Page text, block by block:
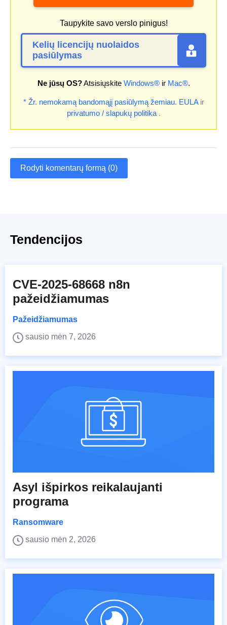
Taupykite savo verslo pinigus!
Kelių licencijų nuolaidos
pasiūlymas
Ne jūsų OS?Atsisiųskite Windows®ir Mac®.
* Žr. nemokamą bandomąjį pasiūlymą žemiau. EULAir
privatumo / slapukų politika.
Rodyti komentarų formą (0)
Tendencijos
CVE-2025-68668 n8n
pažeidžiamumas
Pažeidžiamumas
sausio mėn 7, 2026
Asyl išpirkos reikalaujanti
programa
Ransomware
sausio mėn 2, 2026